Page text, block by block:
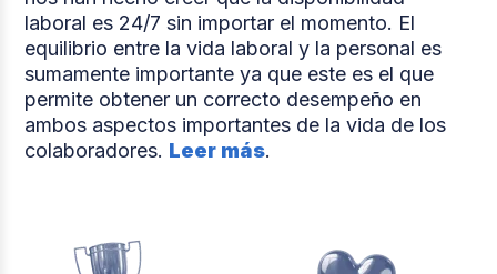
laboral es 24/7 sin importar el momento. El
equilibrio entre la vida laboral y la personal es
sumamente importante ya que este es el que
permite obtener un correcto desempeño en
ambos aspectos importantes de la vida de los
colaboradores. Leer más.